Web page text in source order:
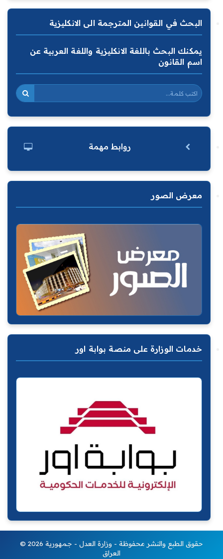
البحث في القوانين المترجمة الى الانكليزية
يمكنك البحث باللغة الانكليزية واللغة العربية عن
اسم القانون
روابط مهمة
معرض الصور
خدمات الوزارة على منصة بوابة اور
© 2026 حقوق الطبع والنشر محفوظة - وزارة العدل - جمهورية
العراق